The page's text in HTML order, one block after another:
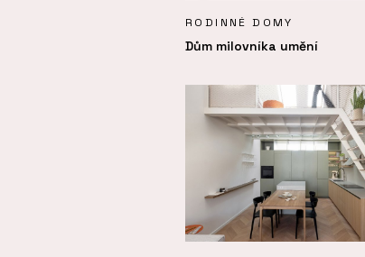
RODINNÉ DOMY
Dům milovníka umění